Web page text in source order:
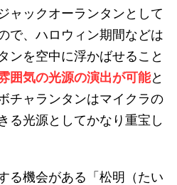
ャックオーランタンとして
で、ハロウィン期間などは
ンを空中に浮かばせること
囲気の光源の演出が可能と
チャランタンはマイクラの
る光源としてかなり重宝し
る機会がある「松明（たい